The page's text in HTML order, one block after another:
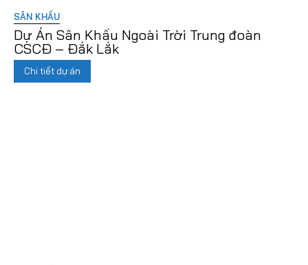
SÂN KHẤU
Dự Án Sân Khấu Ngoài Trời Trung đoàn
CSCĐ – Đắk Lắk
Chi tiết dự án